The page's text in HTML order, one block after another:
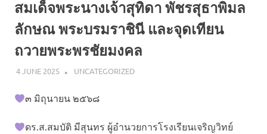
สมเด็จพระนางเจ้าสุทิดา พัชรสุธาพิมล
ลักษณ พระบรมราชินี และจุดเทียน
ถวายพระพรชัยมงคล
4 JUNE 2025 NAPASS
UNCATEGORIZED
๓ มิถุนายน ๒๕๖๘
ดร.ส.สมบัติ มีสุนทร ผู้อำนวยการโรงเรียนเจริญวิทย์